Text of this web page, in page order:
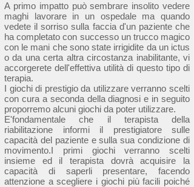
A primo impatto può sembrare insolito vedere
maghi lavorare in un ospedale ma quando
vedete il sorriso sulla faccia d'un paziente che
ha completato con successo un trucco magico
con le mani che sono state irrigidite da un ictus
o da una certa altra circostanza inabilitante, vi
accorgerete dell'effettiva utilità di questo tipo di
terapia.
I giochi di prestigio da utilizzare verranno scelti
con cura a seconda della diagnosi e in seguito
proporremo alcuni giochi da poter utilizzare.
E'fondamentale che il terapista della
riabilitazione informi il prestigiatore sulle
capacità del paziente e sulla sua condizione di
movimento.I primi giochi verranno scelti
insieme ed il terapista dovrà acquisire la
capacità di saperli presentare, facendo
attenzione a scegliere i giochi più facili poiché